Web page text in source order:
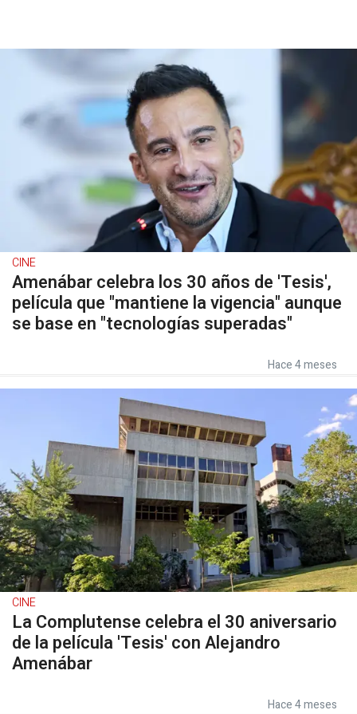
CINE
Amenábar celebra los 30 años de 'Tesis',
película que "mantiene la vigencia" aunque
se base en "tecnologías superadas"
Hace 4 meses
CINE
La Complutense celebra el 30 aniversario
de la película 'Tesis' con Alejandro
Amenábar
Hace 4 meses